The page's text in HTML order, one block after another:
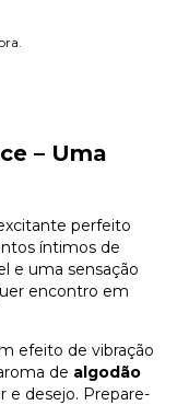
– Uma
perfeito
íntimos de
e uma sensação
encontro em
efeito de vibração
de algodão
e desejo. Prepare-